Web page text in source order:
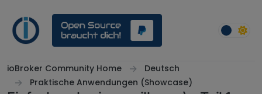
ioBroker Community Home
Deutsch
Praktische Anwendungen (Showcase)